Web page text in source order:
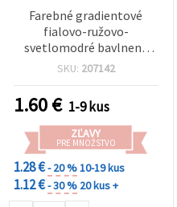
Farebné gradientové
fialovo-ružovo-
svetlomodré bavlnené
lano 3 mm ~5 m – ideálne
kreatívne DIY tvorenie
SKU: 207142
1.60€ 1-9 kus
ZĽAVY
PRE MNOŽSTVO
1.28 €- 20 %10-19 kus
1.12 €- 30 % 20 kus +